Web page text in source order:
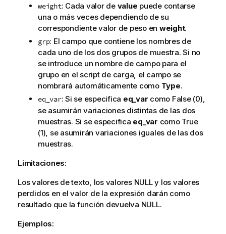
weight: Cada valor de value puede contarse
una o más veces dependiendo de su
correspondiente valor de peso en weight.
grp: El campo que contiene los nombres de
cada uno de los dos grupos de muestra. Si no
se introduce un nombre de campo para el
grupo en el script de carga, el campo se
nombrará automáticamente como Type.
eq_var: Si se especifica eq_var como False(0),
se asumirán variaciones distintas de las dos
muestras. Si se especifica eq_var como True
(1), se asumirán variaciones iguales de las dos
muestras.
Limitaciones:
Los valores de texto, los valores NULLy los valores
perdidos en el valor de la expresión darán como
resultado que la función devuelva NULL.
Ejemplos: